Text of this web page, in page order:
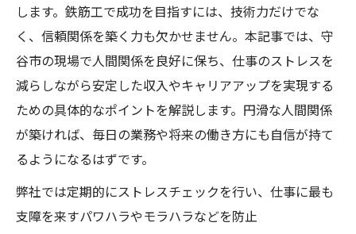
します。鉄筋工で成功を目指すには、技術力だけでな
く、信頼関係を築く力も欠かせません。本記事では、守
谷市の現場で人間関係を良好に保ち、仕事のストレスを
減らしながら安定した収入やキャリアアップを実現する
ための具体的なポイントを解説します。円滑な人間関係
が築ければ、毎日の業務や将来の働き方にも自信が持て
るようになるはずです。
弊社では定期的にストレスチェックを行い、仕事に最も
支障を来すパワハラやモラハラなどを防止